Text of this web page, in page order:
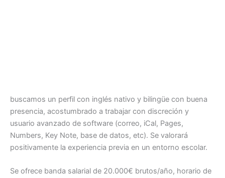
buscamos un perfil con inglés nativo y bilingüe con buena
presencia, acostumbrado a trabajar con discreción y
usuario avanzado de software (correo, iCal, Pages,
Numbers, Key Note, base de datos, etc). Se valorará
positivamente la experiencia previa en un entorno escolar.
Se ofrece banda salarial de 20.000€ brutos/año, horario de